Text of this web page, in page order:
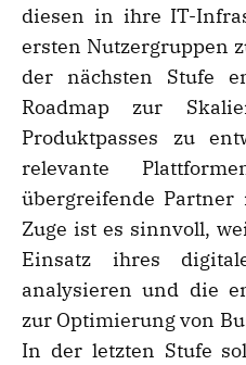
diesen in ihre IT-
ersten Nutzergruppen
der nächsten Stufe
Roadmap zur
Produktpasses zu
relevante
übergreifende
Zuge ist es sinnvoll,
Einsatz ihres
analysieren und die
zur Optimierung von
In der letzten Stufe